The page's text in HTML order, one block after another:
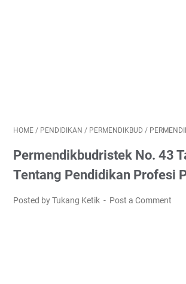
HOME / PENDIDIKAN / PERMENDIKBUD /
Permendikbudristek No. 43
Tentang Pendidikan Profesi
Posted by Tukang Ketik Post a Comment